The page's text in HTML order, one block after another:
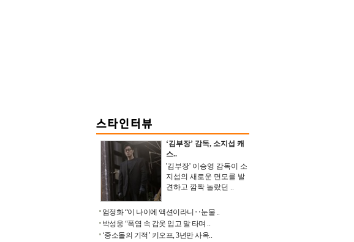
‘김부장’ 감독, 소지섭 캐
스..
'김부장' 이승영 감독이 소
지섭의 새로운 면모를 발
견하고 깜짝 놀랐던 ..
엄정화 “이 나이에 액션이라니‥눈물 ..
박성웅 “폭염 속 갑옷 입고 말 타며 ..
‘중소돌의 기적’ 키오프, 3년만 사옥..